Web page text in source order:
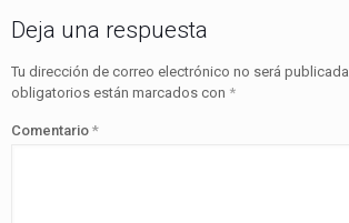
Deja una respuesta
Tu dirección de correo electrónico no será publicada.
obligatorios están marcados con *
Comentario *